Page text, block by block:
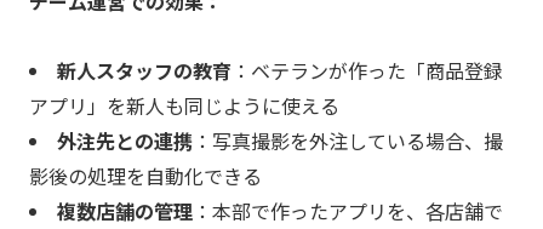
新人スタッフの教育 ：ベテランが作った「商品登録
アプリ」を新人も同じように使える
外注先との連携：写真撮影を外注している場合、撮
影後の処理を自動化できる
複数店舗の管理：本部で作ったアプリを、各店舗で